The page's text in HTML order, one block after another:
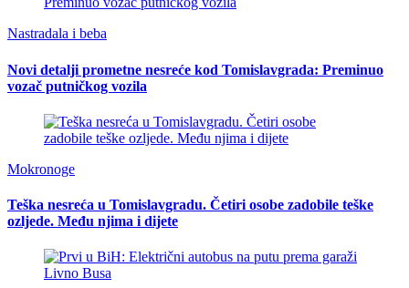
Nastradala i beba
Novi detalji prometne nesreće kod Tomislavgrada: Preminuo
vozač putničkog vozila
Mokronoge
Teška nesreća u Tomislavgradu. Četiri osobe zadobile teške
ozljede. Među njima i dijete